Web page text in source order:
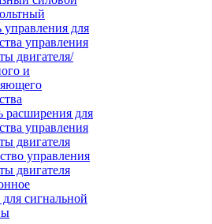
управления для
управления
двигателя/
и
расширения для
управления
двигателя
управления
двигателя
сигнальной